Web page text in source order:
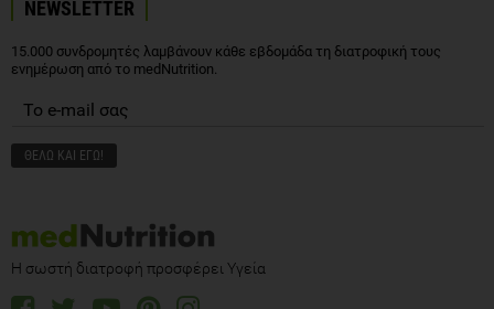
NEWSLETTER
15.000 συνδρομητές λαμβάνουν κάθε εβδομάδα τη διατροφική τους
ενημέρωση από το medNutrition.
Η σωστή διατροφή προσφέρει Υγεία